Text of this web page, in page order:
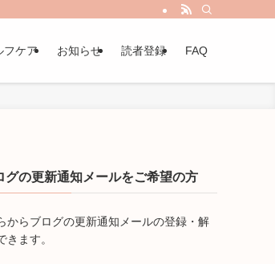
しと変容のために
フケア お知らせ 読者登録 FAQ
グの更新通知メールをご希望の方
からブログの更新通知メールの登録・解
きます。